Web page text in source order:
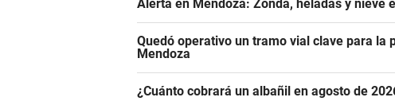
Alerta en Mendoza: Zonda, heladas y nieve
Quedó operativo un tramo vial clave para
Mendoza
¿Cuánto cobrará un albañil en agosto de